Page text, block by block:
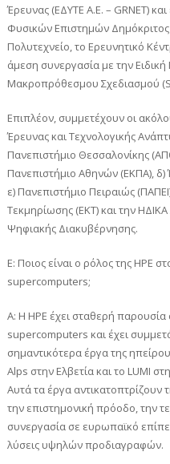
Έρευνας (ΕΔΥΤΕ Α.Ε. – GRNET)
Φυσικών Επιστημών
Πολυτεχνείο, το Ερευνητικό
άμεση συνεργασία με την
Μακροπρόθεσμου Σχεδιασμού
Επιπλέον, συμμετέχουν οι
Έρευνας και Τεχνολογικής
Πανεπιστήμιο Θεσσαλονίκης
Πανεπιστήμιο Αθηνών (ΕΚΠΑ), δ)
ε) Πανεπιστήμιο Πειραιώς
Τεκμηρίωσης (ΕΚΤ) και την
Ψηφιακής Διακυβέρνησης.
Ε: Ποιος είναι ο ρόλος της HPE
supercomputers;
A: Η HPE έχει σταθερή
supercomputers και έχει
σημαντικότερα έργα της
Alps στην Ελβετία και το LUMI
Αυτά τα έργα
την επιστημονική πρόοδο, την
συνεργασία σε ευρωπαϊκό
λύσεις υψηλών προδιαγραφών.